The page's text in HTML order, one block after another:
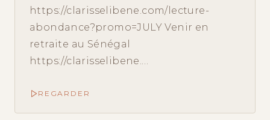
https://clarisselibene.com/lecture-
abondance?promo=JULY Venir en
retraite au Sénégal
https://clarisselibene.…
REGARDER